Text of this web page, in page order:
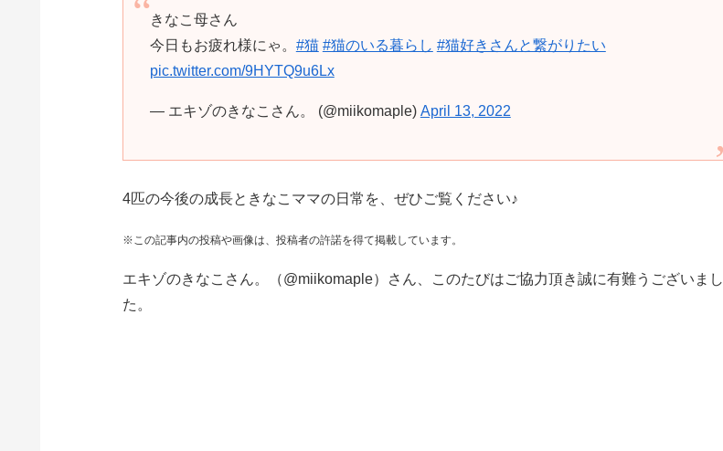
きなこ母さん
今日もお疲れ様にゃ。 #猫 #猫のいる暮らし #猫好きさんと繋がりたい
pic.twitter.com/9HYTQ9u6Lx
— エキゾのきなこさん。 (@miikomaple) April 13, 2022
4匹の今後の成長ときなこママの日常を、ぜひご覧ください♪
※この記事内の投稿や画像は、投稿者の許諾を得て掲載しています。
エキゾのきなこさん。（@miikomaple）さん、このたびはご協力頂き誠に有難うございまし
た。